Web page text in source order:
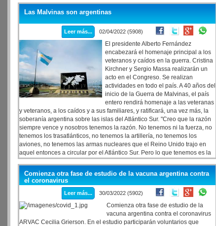
Las Malvinas son argentinas
Leer más... 02/04/2022 (5908)
El presidente Alberto Fernández
encabezará el homenaje principal a los
veteranos y caídos en la guerra. Cristina
Kirchner y Sergio Massa realizarán un
acto en el Congreso. Se realizan
actividades en todo el país. A 40 años del
inicio de la Guerra de Malvinas, el país
entero rendirá homenaje a las veteranas
y veteranos, a los caídos y a sus familiares, y ratificará, una vez más, la
soberanía argentina sobre las islas del Atlántico Sur. "Creo que la razón
siempre vence y nosotros tenemos la razón. No tenemos ni la fuerza, no
tenemos los trasatlánticos, no tenemos la artillería, no tenemos los
aviones, no tenemos las armas nucleares que el Reino Unido trajo en
aquel entonces a circular por el Atlántico Sur. Pero lo que tenemos es la
razón", le remarcó a la BBC el presidente Alberto Fernández, quien
encabezará este mediodía un acto en el Museo Malvinas e Islas del
Atlántico Sur. Si bien el lema oficial del 40° aniversario es "Malvinas nos
une", el Presidente y Cristina Fernández de Kirchner no se cruzarán
durante la jornada y participarán de homenajes distintos. CFK
encabezará, por su parte, un acto en el Congreso de la Nación a las 16
horas que contará también con la presencia del presidente de la Cámara
de Diputados, Sergio Massa.
Comienza otra fase de estudio de la vacuna argentina contra
el coronavirus
Leer más... 30/03/2022 (5902)
Comienza otra fase de estudio de la
vacuna argentina contra el coronavirus
ARVAC Cecilia Grierson. En el estudio participarán voluntarios que